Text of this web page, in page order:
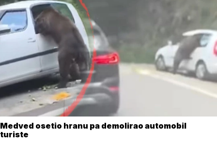
Medved osetio hranu pa demolirao automobil
turiste